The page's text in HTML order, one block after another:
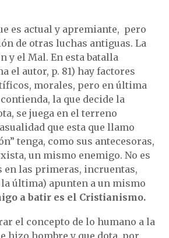
es actual y apremiante, pero
de otras luchas antiguas. La
y el Mal. En esta batalla
el autor, p. 81) hay factores
morales, pero en última
la que decide la
se juega en el terreno
que esta que llamo
tenga, como sus antecesoras,
un mismo enemigo. No es
en las primeras, incruentas,
última) apunten a un mismo
a batir es el Cristianismo.
el concepto de lo humano a la
hizo hombre y que dota, por